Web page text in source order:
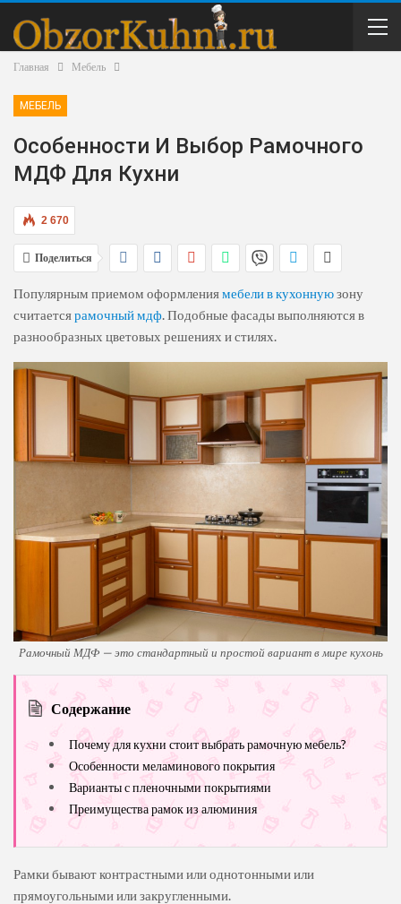
Главная Мебель
МЕБЕЛЬ
Особенности И Выбор Рамочного
МДФ Для Кухни
2 670
Поделиться
Популярным приемом оформлениямебели в кухоннуюзону
считаетсярамочный мдф. Подобные фасады выполняются в
разнообразных цветовых решениях и стилях.
Рамочный МДФ — это стандартный и простой вариант в мире кухонь
Содержание
Почему для кухни стоит выбрать рамочную мебель?
Особенности меламинового покрытия
Варианты с пленочными покрытиями
Преимущества рамок из алюминия
Рамки бывают контрастными или однотонными или
прямоугольными или закругленными.